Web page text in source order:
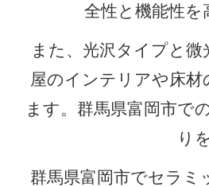
全性と機能性
また、光沢タイプと
屋のインテリアや床
ます。群馬県富岡市で
り
群馬県富岡市でセラ